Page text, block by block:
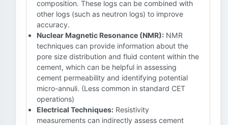
composition. These logs can be combined with
other logs (such as neutron logs) to improve
accuracy.
Nuclear Magnetic Resonance (NMR): NMR
techniques can provide information about the
pore size distribution and fluid content within the
cement, which can be helpful in assessing
cement permeability and identifying potential
micro-annuli. (Less common in standard CET
operations)
Electrical Techniques: Resistivity
measurements can indirectly assess cement